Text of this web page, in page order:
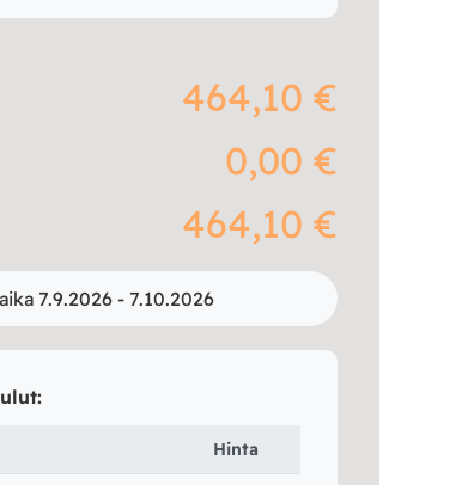
464,10 €
0,00 €
464,10 €
7.9.2026 - 7.10.2026
Hinta